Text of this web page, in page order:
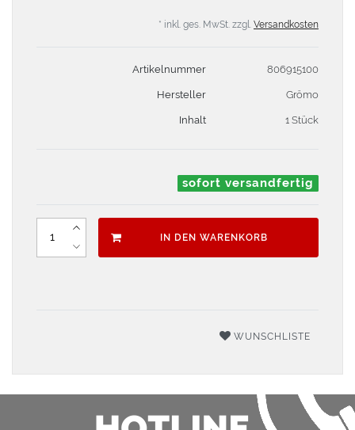
* inkl. ges. MwSt. zzgl. Versandkosten
Artikelnummer 806915100
Hersteller Grömo
Inhalt 1 Stück
sofort versandfertig
IN DEN WARENKORB
WUNSCHLISTE